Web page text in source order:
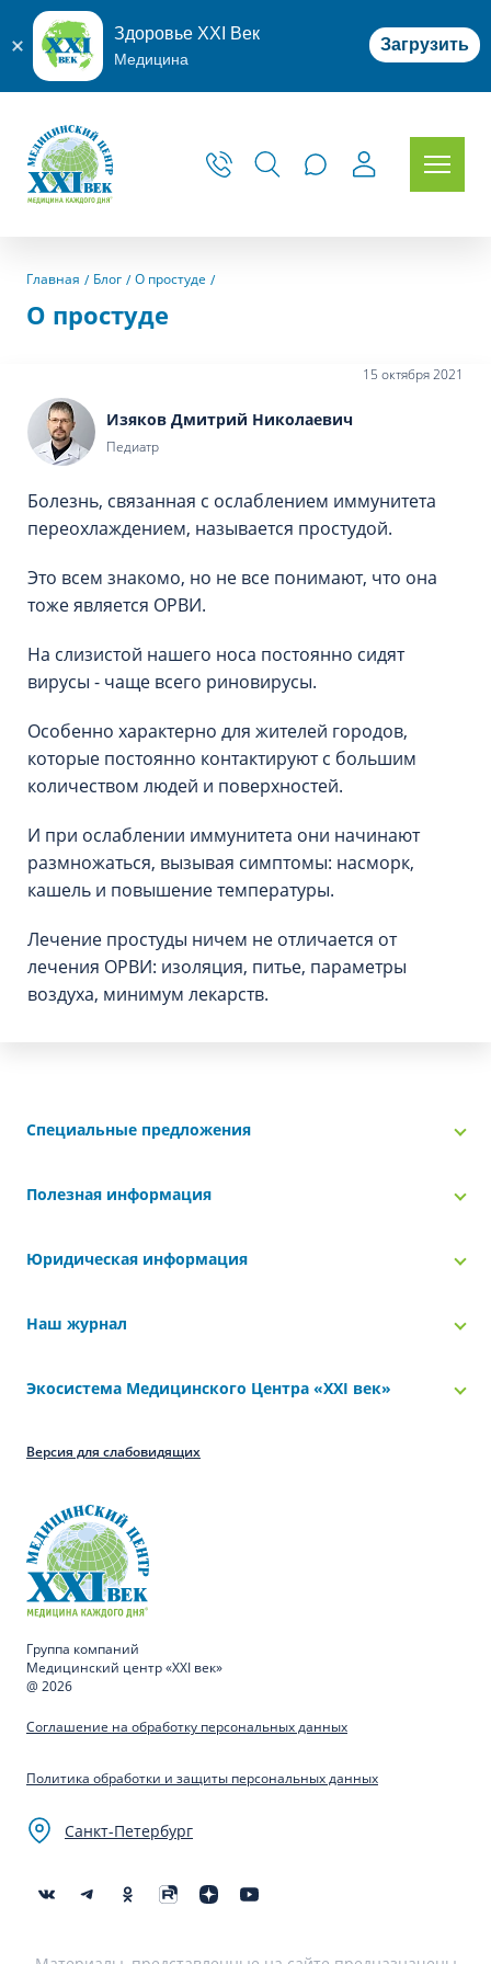
Здоровье XXI Век
Медицина
Загрузить
Главная Блог О простуде
О простуде
Изяков Дмитрий Николаевич
Педиатр
15 октября 2021
Болезнь, связанная с ослаблением иммунитета
переохлаждением, называется простудой.
Это всем знакомо, но не все понимают, что она
тоже является ОРВИ.
На слизистой нашего носа постоянно сидят
вирусы - чаще всего риновирусы.
Особенно характерно для жителей городов,
которые постоянно контактируют с большим
количеством людей и поверхностей.
И при ослаблении иммунитета они начинают
размножаться, вызывая симптомы: насморк,
кашель и повышение температуры.
Лечение простуды ничем не отличается от
лечения ОРВИ: изоляция, питье, параметры
воздуха, минимум лекарств.
Специальные предложения
Полезная информация
Юридическая информация
Наш журнал
Экосистема Медицинского Центра «‎XXI век»
Версия для слабовидящих
Группа компаний
Медицинский центр «XXI век»
@ 2026
Соглашение на обработку персональных данных
Политика обработки и защиты персональных данных
Санкт-Петербург